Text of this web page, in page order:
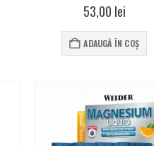
5.00 out of 5
53,00 lei
ADAUGĂ ÎN COȘ